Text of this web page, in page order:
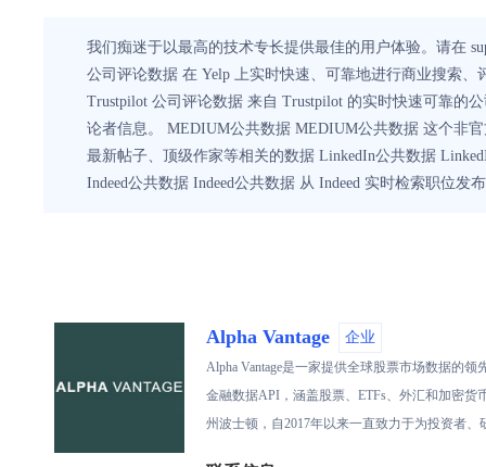
我们痴迷于以最高的技术专长提供最佳的用户体验。请在
公司评论数据 在 Yelp 上实时快速、可靠地进行商业搜索
Trustpilot 公司评论数据 来自 Trustpilot 的实时快速可靠的
论者信息。 MEDIUM公共数据 MEDIUM公共数据 这个非
最新帖子、顶级作家等相关的数据 LinkedIn公共数据
Indeed公共数据 Indeed公共数据 从 Indeed 实时检索职位
Alpha Vantage 企业
Alpha Vantage是一家提供全球股票市场数据的
金融数据API，涵盖股票、ETFs、外汇和加密
州波士顿，自2017年以来一直致力于为投资者